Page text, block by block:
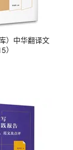
）中华翻译文
）